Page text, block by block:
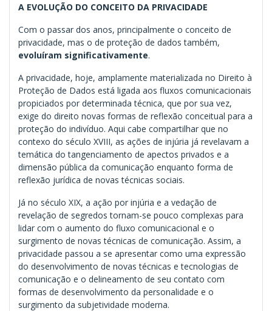
A EVOLUÇÃO DO CONCEITO DA PRIVACIDADE
Com o passar dos anos, principalmente o conceito de
privacidade, mas o de proteção de dados também,
evoluíram significativamente.
A privacidade, hoje, amplamente materializada no Direito à
Proteção de Dados está ligada aos fluxos comunicacionais
propiciados por determinada técnica, que por sua vez,
exige do direito novas formas de reflexão conceitual para a
proteção do indivíduo. Aqui cabe compartilhar que no
contexo do século XVIII, as ações de injúria já revelavam a
temática do tangenciamento de apectos privados e a
dimensão pública da comunicação enquanto forma de
reflexão jurídica de novas técnicas sociais.
Já no século XIX, a ação por injúria e a vedação de
revelação de segredos tornam-se pouco complexas para
lidar com o aumento do fluxo comunicacional e o
surgimento de novas técnicas de comunicação. Assim, a
privacidade passou a se apresentar como uma expressão
do desenvolvimento de novas técnicas e tecnologias de
comunicação e o delineamento de seu contato com
formas de desenvolvimento da personalidade e o
surgimento da subjetividade moderna.